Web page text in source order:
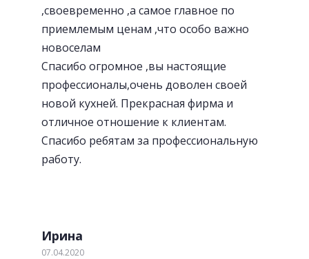
,своевременно ,а самое главное по
приемлемым ценам ,что особо важно
новоселам
Спасибо огромное ,вы настоящие
профессионалы,очень доволен своей
новой кухней. Прекрасная фирма и
отличное отношение к клиентам.
Спасибо ребятам за профессиональную
работу.
Ирина
07.04.2020